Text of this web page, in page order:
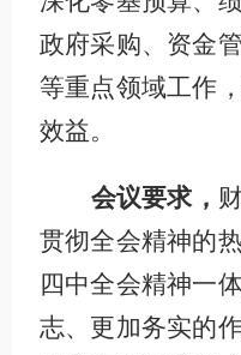
政府采购、资金
等重点领域工作，
效益。
会议要求，
贯彻全会精神的
四中全会精神一
志、更加务实的